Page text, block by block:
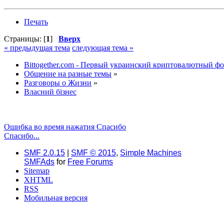
Печать
Страницы: [1] Вверх
« предыдущая тема следующая тема »
Bittogether.com - Первый украинский криптовалютный
Общение на разные темы »
Разговоры о Жизни »
Власний бізнес
Ошибка во время нажатия Спасибо
Спасибо...
SMF 2.0.15
SMF © 2015, Simple Machines
SMFAds for Free Forums
Sitemap
XHTML
RSS
Мобильная версия